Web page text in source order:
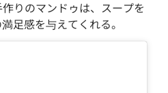
りのマンドゥは、スープを
足感を与えてくれる。